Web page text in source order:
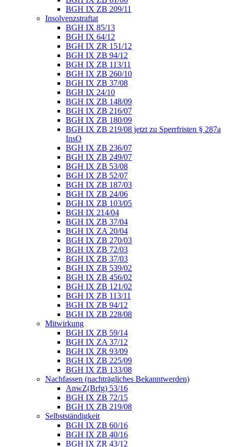
BGH IX ZB 209/11
Insolvenzstraftat
BGH IX 85/13
BGH IX 64/12
BGH IX ZR 151/12
BGH IX ZB 94/12
BGH IX ZB 113/11
BGH IX ZB 260/10
BGH IX ZB 37/08
BGH IX 24/10
BGH IX ZB 148/09
BGH IX ZB 216/07
BGH IX ZB 180/09
BGH IX ZB 219/08 jetzt zu Sperrfristen § 287a
InsO
BGH IX ZB 236/07
BGH IX ZB 249/07
BGH IX ZB 53/08
BGH IX ZB 52/07
BGH IX ZB 187/03
BGH IX ZB 24/06
BGH IX ZB 103/05
BGH IX 214/04
BGH IX ZB 37/04
BGH IX ZA 20/04
BGH IX ZB 270/03
BGH IX ZB 72/03
BGH IX ZB 37/03
BGH IX ZB 539/02
BGH IX ZB 456/02
BGH IX ZB 121/02
BGH IX ZB 113/11
BGH IX ZB 94/12
BGH IX ZB 228/08
Mitwirkung
BGH IX ZB 59/14
BGH IX ZA 37/12
BGH IX ZR 93/09
BGH IX ZB 225/09
BGH IX ZB 133/08
Nachfassen (nachträgliches Bekanntwerden)
AnwZ(Brfg) 53/16
BGH IX ZB 72/15
BGH IX ZB 219/08
Selbstständigkeit
BGH IX ZB 60/16
BGH IX ZB 40/16
BGH IX ZR 43/12